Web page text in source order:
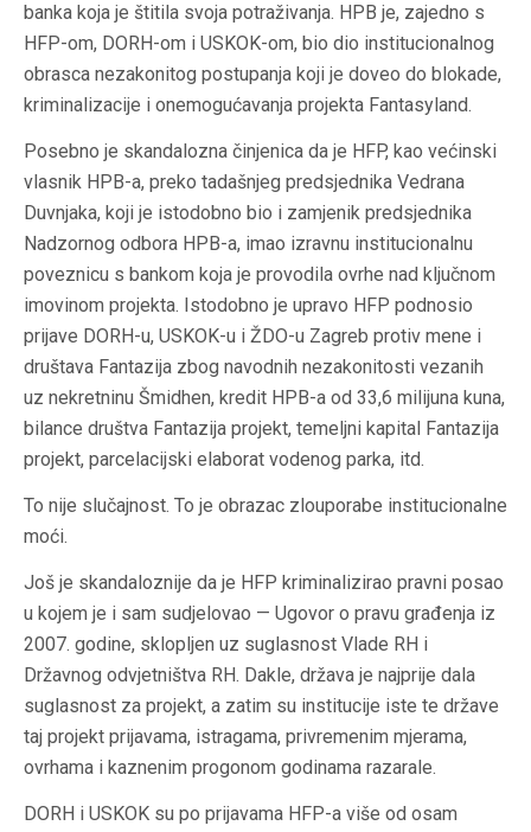
banka koja je štitila svoja potraživanja. HPB je, zajedno s
HFP-om, DORH-om i USKOK-om, bio dio institucionalnog
obrasca nezakonitog postupanja koji je doveo do blokade,
kriminalizacije i onemogućavanja projekta Fantasyland.
Posebno je skandalozna činjenica da je HFP, kao većinski
vlasnik HPB-a, preko tadašnjeg predsjednika Vedrana
Duvnjaka, koji je istodobno bio i zamjenik predsjednika
Nadzornog odbora HPB-a, imao izravnu institucionalnu
poveznicu s bankom koja je provodila ovrhe nad ključnom
imovinom projekta. Istodobno je upravo HFP podnosio
prijave DORH-u, USKOK-u i ŽDO-u Zagreb protiv mene i
društava Fantazija zbog navodnih nezakonitosti vezanih
uz nekretninu Šmidhen, kredit HPB-a od 33,6 milijuna kuna,
bilance društva Fantazija projekt, temeljni kapital Fantazija
projekt, parcelacijski elaborat vodenog parka, itd.
To nije slučajnost. To je obrazac zlouporabe institucionalne
moći.
Još je skandaloznije da je HFP kriminalizirao pravni posao
u kojem je i sam sudjelovao — Ugovor o pravu građenja iz
2007. godine, sklopljen uz suglasnost Vlade RH i
Državnog odvjetništva RH. Dakle, država je najprije dala
suglasnost za projekt, a zatim su institucije iste te države
taj projekt prijavama, istragama, privremenim mjerama,
ovrhama i kaznenim progonom godinama razarale.
DORH i USKOK su po prijavama HFP-a više od osam